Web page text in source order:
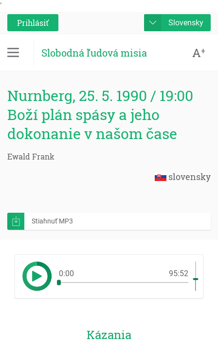
'
Prihlásiť
Slovensky
Slobodná ľudová misia A+
Nurnberg, 25. 5. 1990 / 19:00
Boží plán spásy a jeho
dokonanie v našom čase
Ewald Frank
slovensky
Stiahnuť MP3
0:00 95:52
Kázania